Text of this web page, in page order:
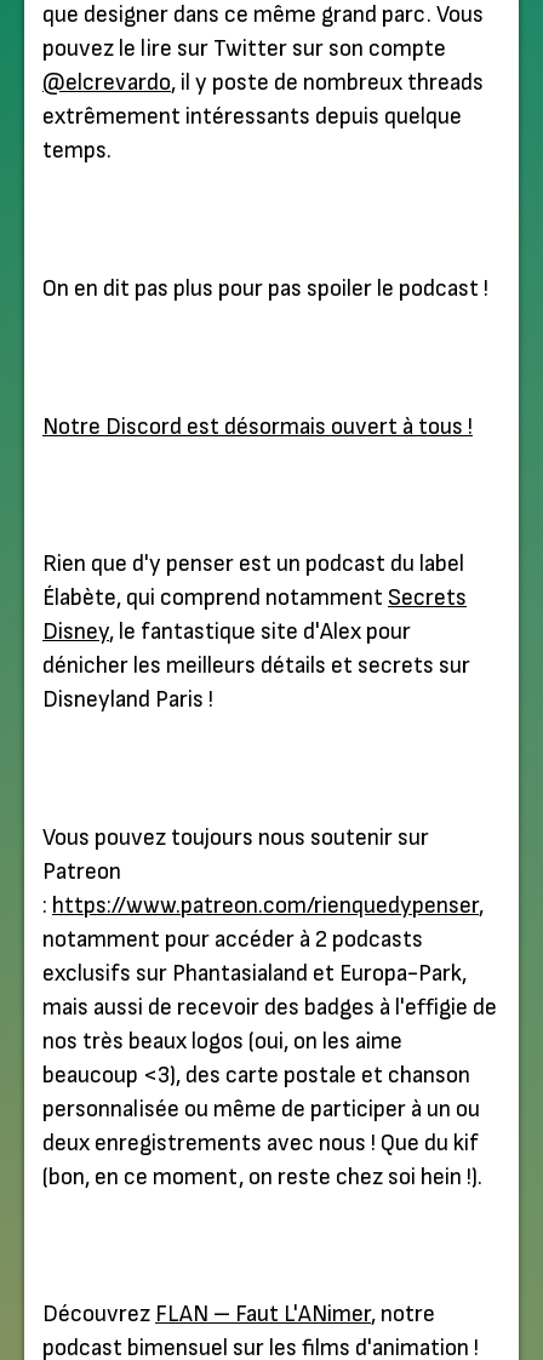
que designer dans ce même grand parc. Vous
pouvez le lire sur Twitter sur son compte
@elcrevardo, il y poste de nombreux threads
extrêmement intéressants depuis quelque
temps.
On en dit pas plus pour pas spoiler le podcast !
Notre Discord est désormais ouvert à tous !
Rien que d'y penser est un podcast du label
Élabète, qui comprend notamment Secrets
Disney, le fantastique site d'Alex pour
dénicher les meilleurs détails et secrets sur
Disneyland Paris !
Vous pouvez toujours nous soutenir sur
Patreon
: https://www.patreon.com/rienquedypenser,
notamment pour accéder à 2 podcasts
exclusifs sur Phantasialand et Europa-Park,
mais aussi de recevoir des badges à l'effigie de
nos très beaux logos (oui, on les aime
beaucoup <3), des carte postale et chanson
personnalisée ou même de participer à un ou
deux enregistrements avec nous ! Que du kif
(bon, en ce moment, on reste chez soi hein !).
Découvrez FLAN – Faut L'ANimer, notre
podcast bimensuel sur les films d'animation !